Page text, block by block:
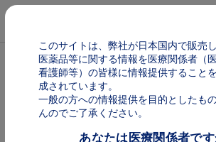
メインコン
ゾメタ
このサイトは、弊社が日本国内で販売
医薬品等に関する情報を医療関係者（
看護師等）の皆様に情報提供すること
成されています。
一般の方への情報提供を目的としたも
んのでご了承ください。
あなたは医療関係者です